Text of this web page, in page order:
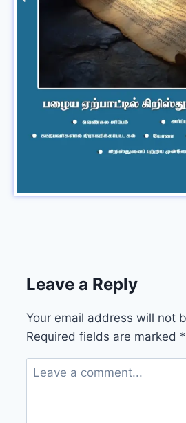
Leave a Reply
Your email address will not
Required fields are marked *